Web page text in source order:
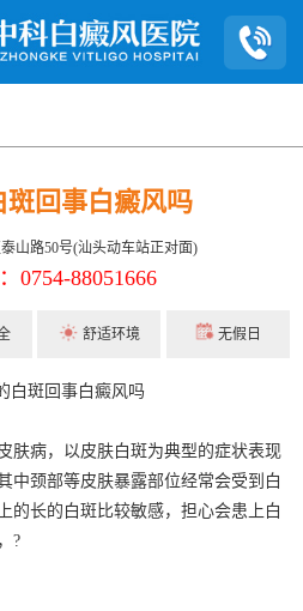
斑回事白癜风吗
山路50号(汕头动车站正对面)
0754-88051666
舒适环境 无假日
肤病，以皮肤白斑为典型的症状表现
中颈部等皮肤暴露部位经常会受到白
的长的白斑比较敏感，担心会患上白
?